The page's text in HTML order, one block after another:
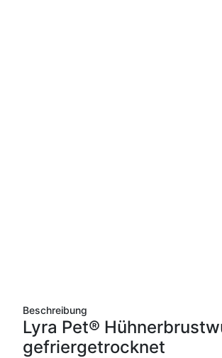
Beschreibung
Lyra Pet®
gefriergetrocknet